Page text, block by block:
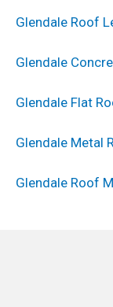
Glendale Roof
Glendale
Glendale Flat
Glendale Metal
Glendale Roof